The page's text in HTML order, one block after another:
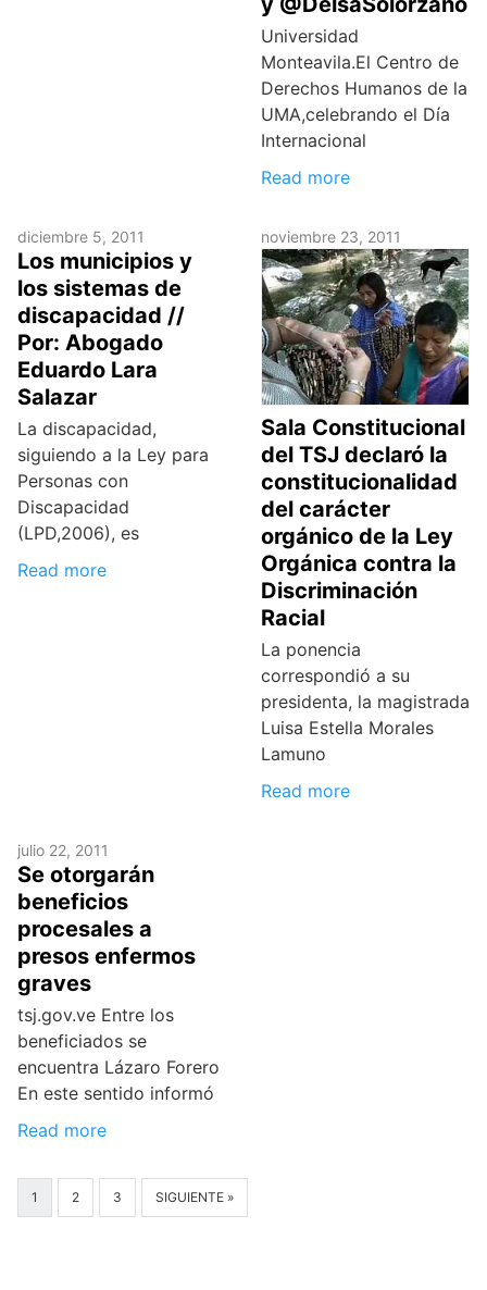
Universidad
Monteavila.El Centro de
Derechos Humanos de la
UMA,celebrando el Día
Internacional
Read more
diciembre 5, 2011
Los municipios y
los sistemas de
discapacidad //
Por: Abogado
Eduardo Lara
Salazar
La discapacidad,
siguiendo a la Ley para
Personas con
Discapacidad
(LPD,2006), es
Read more
noviembre 23, 2011
Sala Constitucional
del TSJ declaró la
constitucionalidad
del carácter
orgánico de la Ley
Orgánica contra la
Discriminación
Racial
La ponencia
correspondió a su
presidenta, la magistrada
Luisa Estella Morales
Lamuno
Read more
julio 22, 2011
Se otorgarán
beneficios
procesales a
presos enfermos
graves
tsj.gov.ve Entre los
beneficiados se
encuentra Lázaro Forero
En este sentido informó
Read more
1 2 3 SIGUIENTE »